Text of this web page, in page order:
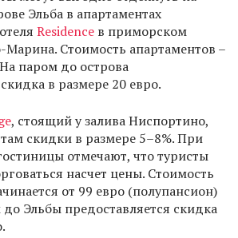
Эльба в апартаментах
Residence в приморском
Стоимость апартаментов –
паром до острова
в размере 20 евро.
, стоящий у залива Ниспортино,
скидки в размере 5–8%. При
отмечают, что туристы
насчет цены. Стоимость
от 99 евро (полупансион)
Эльбы предоставляется скидка